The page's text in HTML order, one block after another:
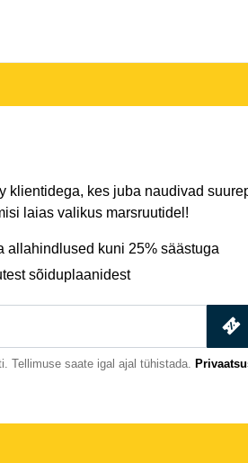
klientidega, kes juba naudivad
laias valikus marsruutidel!
allahindlused kuni 25% säästuga
sõiduplaanidest
Tellimuse saate igal ajal tühistada.